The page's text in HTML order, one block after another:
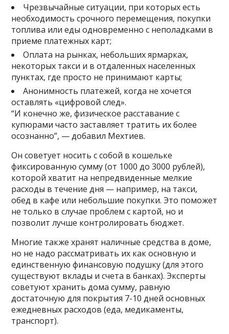
Чрезвычайные ситуации, при которых есть
необходимость срочного перемещения, покупки
топлива или еды одновременно с неполадками в
приеме платежных карт;
Оплата на рынках, небольших ярмарках,
некоторых такси и в отдаленных населенных
пунктах, где просто не принимают карты;
Анонимность платежей, когда не хочется
оставлять «цифровой след».
“И конечно же, физическое расставание с
купюрами часто заставляет тратить их более
осознанно”, — добавил Мехтиев.
Он советует носить с собой в кошельке
фиксированную сумму (от 1000 до 3000 рублей),
которой хватит на непредвиденные мелкие
расходы в течение дня — например, на такси,
обед в кафе или небольшие покупки. Это поможет
не только в случае проблем с картой, но и
позволит лучше контролировать бюджет.
Многие также хранят наличные средства в доме,
но не надо рассматривать их как основную и
единственную финансовую подушку (для этого
существуют вклады и счета в банках). Эксперты
советуют хранить дома сумму, равную
достаточную для покрытия 7-10 дней основных
ежедневных расходов (еда, медикаменты,
транспорт).